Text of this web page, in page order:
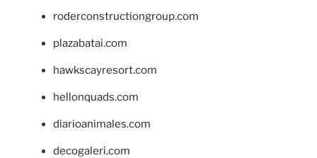
roderconstructiongroup.com
plazabatai.com
hawkscayresort.com
hellonquads.com
diarioanimales.com
decogaleri.com